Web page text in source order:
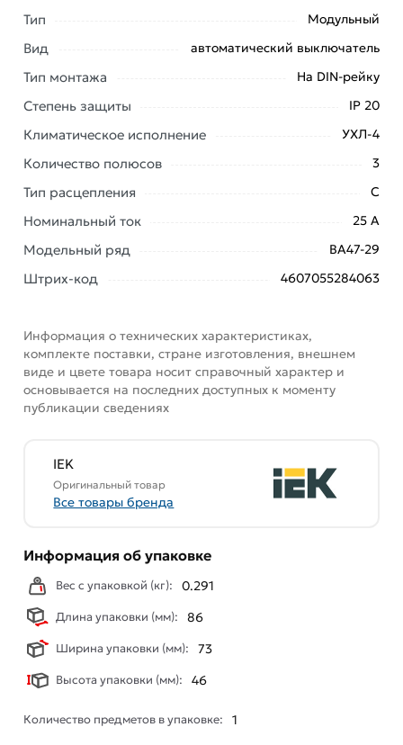
онлайн заказа рекомендуем ознакомиться с
описанием, характеристиками и отзывами.
Данний товар от производителя
сертифицирован,
соответствует всем стандартам качества. Возврат
обязательно).
Тип Модульный
Вид автоматический выключатель
Тип монтажа На DIN-рейку
Степень защиты IP 20
Климатическое исполнение УХЛ-4
Количество полюсов 3
Тип расцепления C
Номинальный ток 25 А
Модельный ряд ВА47-29
Штрих-код 4607055284063
Информация о технических характеристиках,
комплекте поставки, стране изготовления, внешнем
виде и цвете товара носит справочный характер и
основывается на последних доступных к моменту
публикации сведениях
IEK
Оригинальный товар
Все товары бренда
Информация об упаковке
Вес с упаковкой (кг): 0.291
Длина упаковки (мм): 86
Ширина упаковки (мм): 73
Высота упаковки (мм): 46
Количество предметов в упаковке: 1